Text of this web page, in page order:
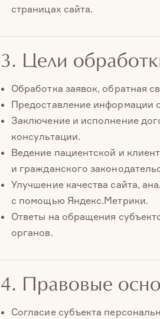
страницах сайта.
3. Цели
Обработка заявок, обратная
Предоставление информации
Заключение и исполнение
консультации.
Ведение пациентской и
и гражданского
Улучшение качества сайта,
с помощью Яндекс.Метрики.
Ответы на обращения
органов.
4. Правовые
Согласие субъекта